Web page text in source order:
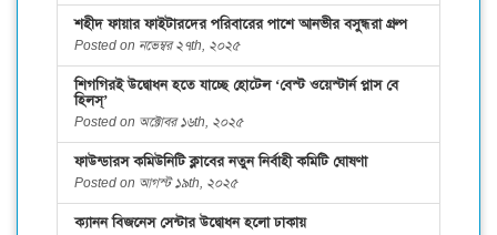
শহীদ ফায়ার ফাইটারদের পরিবারের পাশে আনভীর বসুন্ধরা গ্রুপ
Posted on নভেম্বর ২৭th, ২০২৫
শিগগিরই উদ্বোধন হতে যাচ্ছে হোটেল ‘বেস্ট ওয়েস্টার্ন প্লাস বে
হিলস্’
Posted on অক্টোবর ১৬th, ২০২৫
ফাউন্ডারস কমিউনিটি ক্লাবের নতুন নির্বাহী কমিটি ঘোষণা
Posted on আগস্ট ১৯th, ২০২৫
ক্যানন বিজনেস সেন্টার উদ্বোধন হলো ঢাকায়